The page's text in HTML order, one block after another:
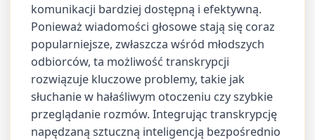
komunikacji bardziej dostępną i efektywną.
Ponieważ wiadomości głosowe stają się coraz
popularniejsze, zwłaszcza wśród młodszych
odbiorców, ta możliwość transkrypcji
rozwiązuje kluczowe problemy, takie jak
słuchanie w hałaśliwym otoczeniu czy szybkie
przeglądanie rozmów. Integrując transkrypcję
napędzaną sztuczną inteligencją bezpośrednio